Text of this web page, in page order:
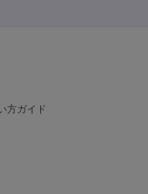
方ガイド